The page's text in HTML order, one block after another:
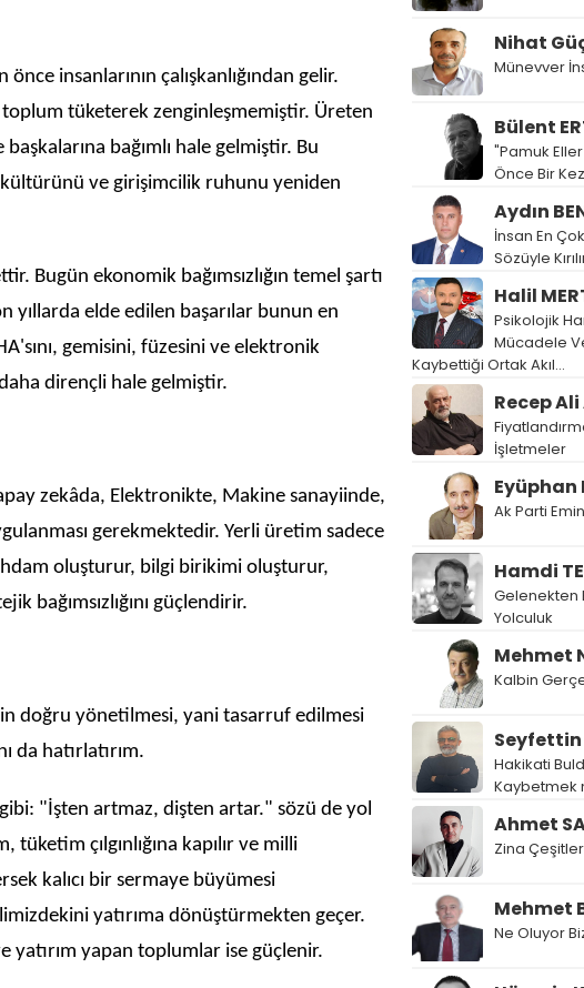
insanlarının çalışkanlığından gelir.
tüketerek zenginleşmemiştir. Üreten
bağımlı hale gelmiştir. Bu
kültürünü ve girişimcilik ruhunu yeniden
Bugün ekonomik bağımsızlığın temel şartı
elde edilen başarılar bunun en
gemisini, füzesini ve elektronik
dirençli hale gelmiştir.
zekâda, Elektronikte, Makine sanayiinde,
gerekmektedir. Yerli üretim sadece
oluşturur, bilgi birikimi oluşturur,
bağımsızlığını güçlendirir.
doğru yönetilmesi, yani tasarruf edilmesi
da hatırlatırım.
"İşten artmaz, dişten artar." sözü de yol
çılgınlığına kapılır ve milli
kalıcı bir sermaye büyümesi
yatırıma dönüştürmekten geçer.
yatırım yapan toplumlar ise güçlenir.
Nihat
Münevver
Bülent
"Pamuk
Önce Bir
Aydın
İnsan En
Sözüyle
Halil
Psikolojik
Mücadele
Kaybettiği Ortak Akıl…
Recep Ali
İşletmeler
Eyüphan
Ak Parti
Hamdi
Gelenekten
Yolculuk
Mehmet
Kalbin
Seyfettin
Hakikati
Kaybetmek
Ahmet
Zina
Mehmet
Ne Oluyor